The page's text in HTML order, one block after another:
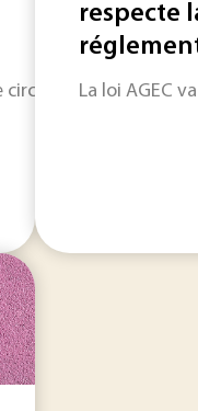
du dioxyde de
dite AGEC
respecte
La loi AGEC